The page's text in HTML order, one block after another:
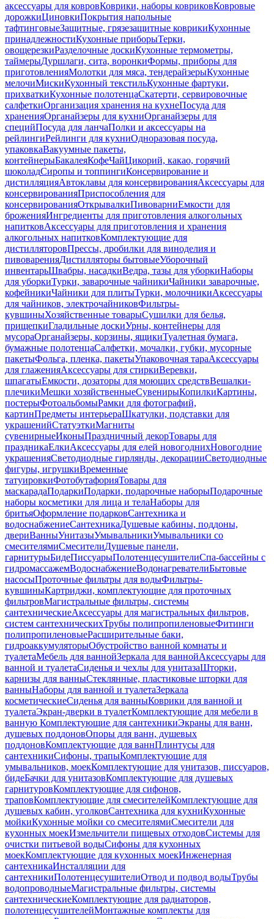
аксессуары для ковровКоврики, наборы ковриковКовровые
дорожкиЦиновкиПокрытия напольные
тафтинговыеЗащитные, грязезащитные коврикиКухонные
принадлежностиКухонные приборыТерки,
овощерезкиРазделочные доскиКухонные термометры,
таймерыДуршлаги, сита, воронкиФормы, приборы для
приготовленияМолотки для мяса, тендерайзерыКухонные
мелочиМискиКухонный текстильКухонные фартуки,
прихваткиКухонные полотенцаСкатерти, сервировочные
салфеткиОрганизация хранения на кухнеПосуда для
храненияОрганайзеры для кухниОрганайзеры для
специйПосуда для ланчаПолки и аксессуары на
рейлингиРейлинги для кухниОдноразовая посуда,
упаковкаВакуумные пакеты,
контейнерыБакалеяКофеЧайЦикорий, какао, горячий
шоколадСиропы и топпингиКонсервирование и
дистилляцияАвтоклавы для консервированияАксессуары для
консервированияПриспособления для
консервированияОткрывалкиПивоварниЕмкости для
броженияИнгредиенты для приготовления алкогольных
напитковАксессуары для приготовления и хранения
алкогольных напитковКомплектующие для
дистилляторовПрессы, дробилки для виноделия и
пивоваренияДистилляторы бытовыеУборочный
инвентарьШвабры, насадкиВедра, тазы для уборкиНаборы
для уборкиТурки, заварочные чайникиЧайники заварочные,
кофейникиЧайники для плитыТурки, молочникиАксессуары
для чайников, электрочайниковФильтры-
кувшиныХозяйственные товарыСушилки для белья,
прищепкиГладильные доскиУрны, контейнеры для
мусораОрганайзеры, корзины, ящикиТуалетная бумага,
бумажные полотенцаСалфетки, мочалки, губки, мусорные
пакетыФольга, пленка, пакетыУпаковочная тараАксессуары
для глаженияАксессуары для стиркиВеревки,
шпагатыЕмкости, дозаторы для моющих средствВешалки-
плечикиМешки хозяйственныеСувенирыКопилкиКартины,
постерыФотоальбомыРамки для фотографий,
картинПредметы интерьераШкатулки, подставки для
украшенийСтатуэткиМагниты
сувенирныеИконыПраздничный декорТовары для
праздникаЕлкиАксессуары для елей новогоднихНовогодние
украшенияСветодиодные гирлянды, декорацииСветодиодные
фигуры, игрушкиВременные
татуировкиФотобутафорияТовары для
маскарадаПодаркиПодарки, подарочные наборыПодарочные
наборы косметики для лица и телаНаборы для
бритьяОформление подарковСантехника и
водоснабжениеСантехникаДушевые кабины, поддоны,
двериВанныУнитазыУмывальникиУмывальники со
смесителямиСмесителиДушевые панели,
гарнитурыБидеПиссуарыПолотенцесушителиСпа-бассейны с
гидромассажемВодоснабжениеВодонагревателиБытовые
насосыПроточные фильтры для водыФильтры-
кувшиныКартриджи, комплектующие для проточных
фильтровМагистральные фильтры, системы
сантехническиеАксессуары для магистральных фильтров,
систем сантехническихТрубы полипропиленовыеФитинги
полипропиленовыеРасширительные баки,
гидроаккумуляторыОбустройство ванной комнаты и
туалетаМебель для ваннойЗеркала для ваннойАксессуары для
ванной и туалетаСиденья и чехлы для унитазаШторки,
карнизы для ванныСтеклянные, пластиковые шторки для
ванныНаборы для ванной и туалетаЗеркала
косметическиеСиденья для ванныКоврики для ванной и
туалетаЭкран-дверки в туалетКомплектующие для мебели в
ванную Комплектующие для сантехникиЭкраны для ванн,
душевых поддоновОпоры для ванн, душевых
поддоновКомплектующие для ваннПлинтусы для
сантехникиСифоны, трапыКомплектующие для
умывальников, моекКомплектующие для унитазов, писсуаров,
бидеБачки для унитазовКомплектующие для душевых
гарнитуровКомплектующие для сифонов,
траповКомплектующие для смесителейКомплектующие для
душевых кабин, уголковСантехника для кухниКухонные
мойкиКухонные мойки со смесителямиСмесители для
кухонных моекИзмельчители пищевых отходовСистемы для
очистки питьевой водыСифоны для кухонных
моекКомплектующие для кухонных моекИнженерная
сантехникаИнсталляции для
сантехникиПолотенцесушителиОтвод и подвод водыТрубы
водопроводныеМагистральные фильтры, системы
сантехническиеКомплектующие для радиаторов,
полотенцесушителейМонтажные комплекты для